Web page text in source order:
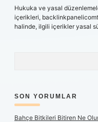
Hukuka ve yasal
içerikleri,
halinde, ilgili içerikler yasal
SON YORUMLAR
Bahçe Bitkileri Bitiren Ne